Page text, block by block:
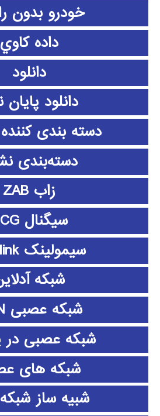
خودرو بدون
داده كاوي
دانلود
دانلود پايان
دسته بندی
دسته‌بندی
زاب ZAB
سیگنال ECG
سیمولینک simulink
شبکه
شبکه عصبی CNN
شبکه عصبی در
شبکه های
شبیه ساز شبکه NS2